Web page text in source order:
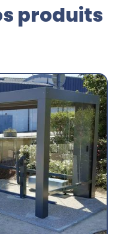
produits